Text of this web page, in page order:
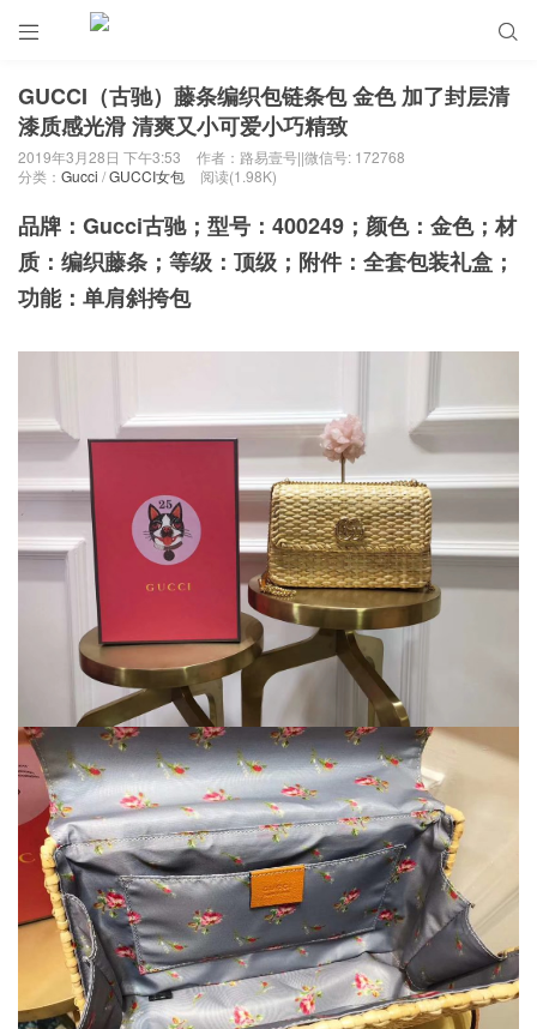
 
GUCCI（古驰）藤条编织包链条包 金色 加了封层清
漆质感光滑 清爽又小可爱小巧精致
2019年3月28日 下午3:53
作者：路易壹号||微信号: 172768
分类： Gucci /GUCCI女包 阅读(1.98K)
品牌：Gucci古驰；型号：400249；颜色：金色；材
质：编织藤条；等级：顶级；附件：全套包装礼盒；
功能：单肩斜挎包